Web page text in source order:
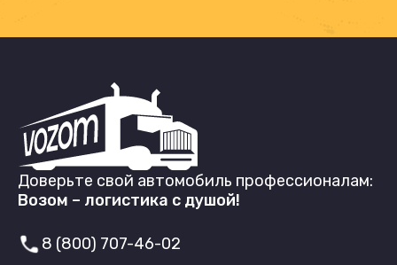
Доверьте свой автомобиль профессионалам:
Возом – логистика с душой!
8 (800) 707-46-02